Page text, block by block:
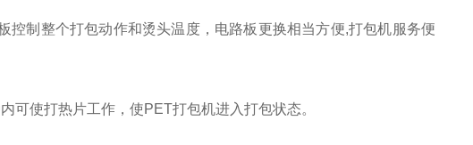
制整个打包动作和烫头温度，电路板更换相当方便,打包机服务便
使打热片工作，使PET打包机进入打包状态。